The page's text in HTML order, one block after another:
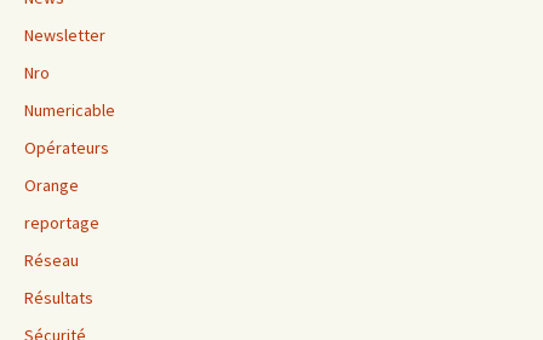
Newsletter
Nro
Numericable
Opérateurs
Orange
reportage
Réseau
Résultats
Sécurité